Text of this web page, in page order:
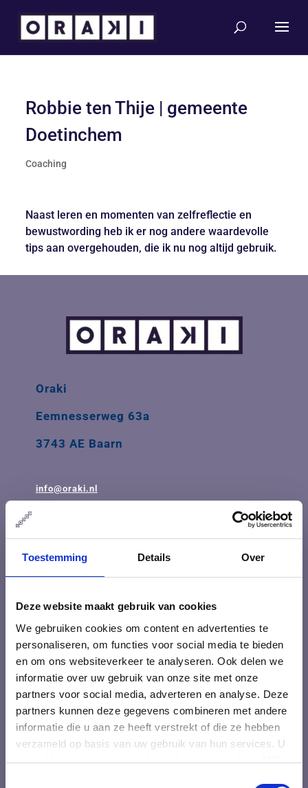
Toestemming Details Over
Deze website maakt gebruik van cookies
We gebruiken cookies om content en advertenties te
personaliseren, om functies voor social media te bieden
en om ons websiteverkeer te analyseren. Ook delen we
informatie over uw gebruik van onze site met onze
partners voor social media, adverteren en analyse. Deze
partners kunnen deze gegevens combineren met andere
informatie die u aan ze heeft verstrekt of die ze hebben
verzameld op basis van uw gebruik van hun services. U
gaat akkoord met onze cookies als u onze website blijft
Robbie ten Thije | gemeente
Doetinchem
Coaching
Naast leren en momenten van zelfreflectie en
bewustwording heb ik er nog andere waardevolle
tips aan overgehouden, die ik nu nog altijd gebruik.
Oraki
Eemnesserweg 63a
3743 AE Baarn
info@oraki.nl
BTW-ID: NL001548099B68
IBAN: NL31INGB0009103785
Over Oraki
Blogs
Ons team
Klanten over Oraki
Deelnemers over onze trainingen